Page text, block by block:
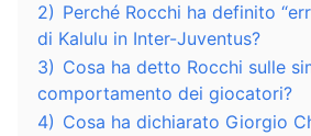
2) Perché Rocchi ha definito
di Kalulu in Inter-Juventus?
3) Cosa ha detto Rocchi sulle
comportamento dei giocatori?
4) Cosa ha dichiarato Giorgio